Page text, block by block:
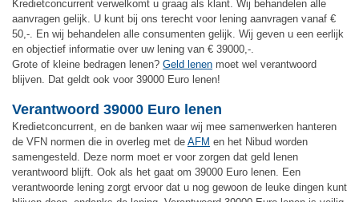
Kredietconcurrent verwelkomt u graag als klant. Wij behandelen alle
aanvragen gelijk. U kunt bij ons terecht voor lening aanvragen vanaf €
50,-. En wij behandelen alle consumenten gelijk. Wij geven u een eerlijk
en objectief informatie over uw lening van € 39000,-.
Grote of kleine bedragen lenen? Geld lenen moet wel verantwoord
blijven. Dat geldt ook voor 39000 Euro lenen!
Verantwoord 39000 Euro lenen
Kredietconcurrent, en de banken waar wij mee samenwerken hanteren
de VFN normen die in overleg met de AFM en het Nibud worden
samengesteld. Deze norm moet er voor zorgen dat geld lenen
verantwoord blijft. Ook als het gaat om 39000 Euro lenen. Een
verantwoorde lening zorgt ervoor dat u nog gewoon de leuke dingen kunt